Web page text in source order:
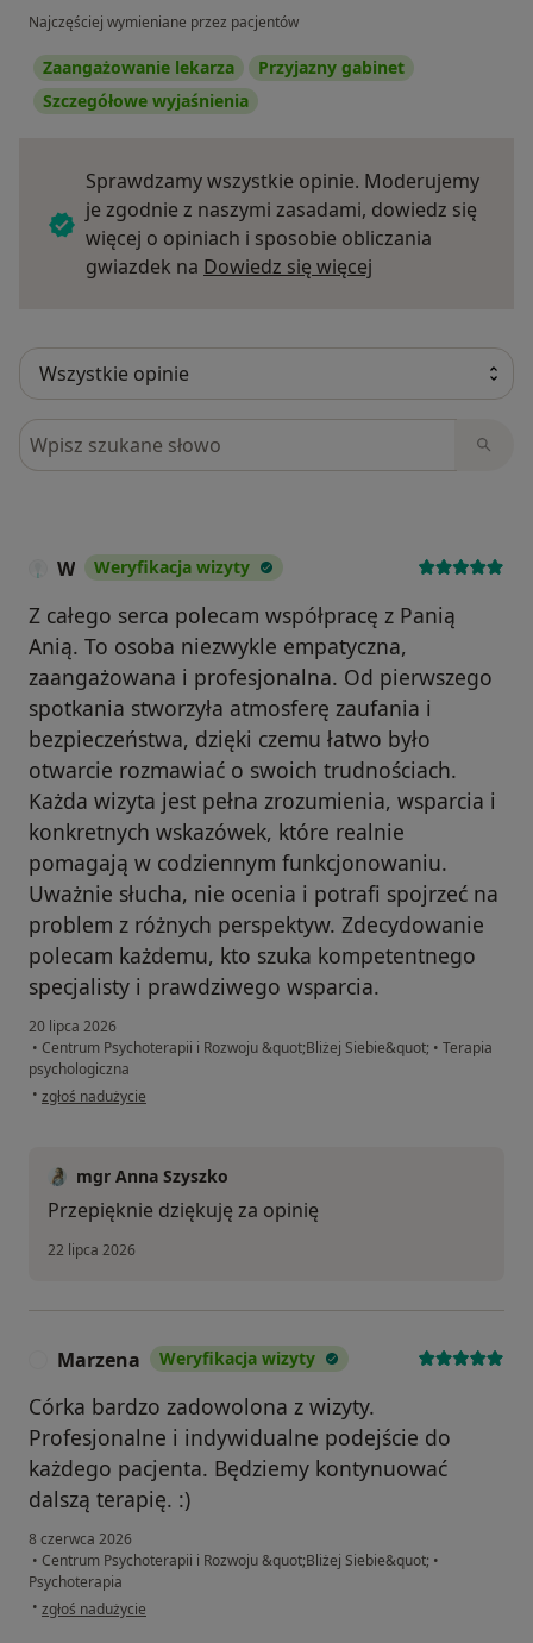
Najczęściej wymieniane przez pacjentów
Zaangażowanie lekarza
Przyjazny gabinet
Szczegółowe wyjaśnienia
Sprawdzamy wszystkie opinie. Moderujemy
je zgodnie z naszymi zasadami, dowiedz się
więcej o opiniach i sposobie obliczania
gwiazdek na Dowiedz się więcej
Szukaj w opiniach
W Weryfikacja wizyty
Z całego serca polecam współpracę z Panią
Anią. To osoba niezwykle empatyczna,
zaangażowana i profesjonalna. Od pierwszego
spotkania stworzyła atmosferę zaufania i
bezpieczeństwa, dzięki czemu łatwo było
otwarcie rozmawiać o swoich trudnościach.
Każda wizyta jest pełna zrozumienia, wsparcia i
konkretnych wskazówek, które realnie
pomagają w codziennym funkcjonowaniu.
Uważnie słucha, nie ocenia i potrafi spojrzeć na
problem z różnych perspektyw. Zdecydowanie
polecam każdemu, kto szuka kompetentnego
specjalisty i prawdziwego wsparcia.
20 lipca 2026
• Centrum Psychoterapii i Rozwoju &quot;Bliżej Siebie&quot; • Terapia
psychologiczna
• w opinii użytkownika W
zgłoś nadużycie
mgr Anna Szyszko
Przepięknie dziękuję za opinię
22 lipca 2026
Marzena Weryfikacja wizyty
Córka bardzo zadowolona z wizyty.
Profesjonalne i indywidualne podejście do
każdego pacjenta. Będziemy kontynuować
dalszą terapię. :)
8 czerwca 2026
• Centrum Psychoterapii i Rozwoju &quot;Bliżej Siebie&quot; •
Psychoterapia
• w opinii użytkownika Marzena
zgłoś nadużycie